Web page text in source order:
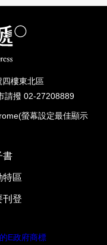
樓東北區
請撥 02-27208889
螢幕設定最佳顯示
書
特區
刊登